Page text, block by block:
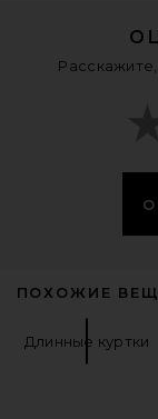
Beige
ПОХОЖИЕ
Длинные куртки